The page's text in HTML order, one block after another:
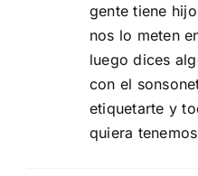
gente tiene
nos lo meten
luego dices
con el
etiquetarte y
quiera